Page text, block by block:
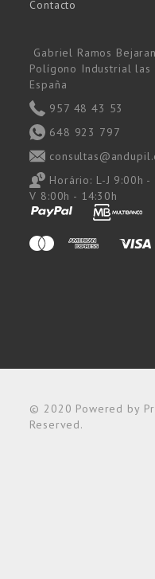
Contacto
Gabriel Ramos
Polígono Industrial las
España
957 48 43 53
648 923 797
Horário: L-J 9:00h
V 8:00h - 14:30h
© 2020 Powered by
Reserved.